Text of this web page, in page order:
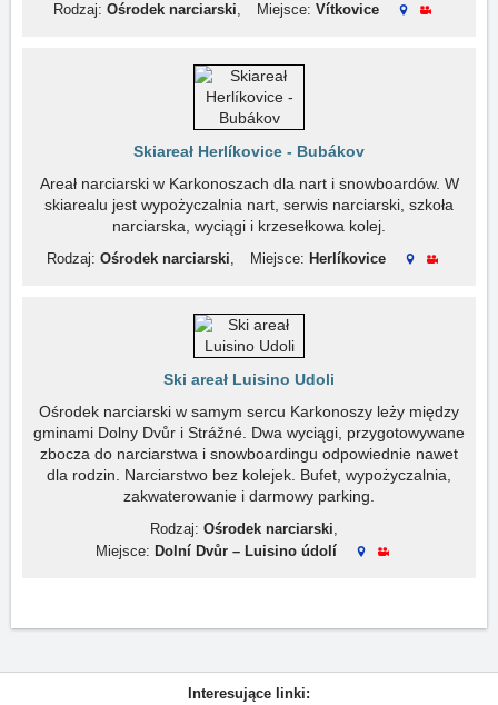
Rodzaj: Ośrodek narciarski, Miejsce: Vítkovice
Skiareał Herlíkovice - Bubákov
Areał narciarski w Karkonoszach dla nart i snowboardów. W
skiarealu jest wypożyczalnia nart, serwis narciarski, szkoła
narciarska, wyciągi i krzesełkowa kolej.
Rodzaj: Ośrodek narciarski, Miejsce: Herlíkovice
Ski areał Luisino Udoli
Ośrodek narciarski w samym sercu Karkonoszy leży między
gminami Dolny Dvůr i Strážné. Dwa wyciągi, przygotowywane
zbocza do narciarstwa i snowboardingu odpowiednie nawet
dla rodzin. Narciarstwo bez kolejek. Bufet, wypożyczalnia,
zakwaterowanie i darmowy parking.
Rodzaj: Ośrodek narciarski,
Miejsce: Dolní Dvůr – Luisino údolí
Interesujące linki: